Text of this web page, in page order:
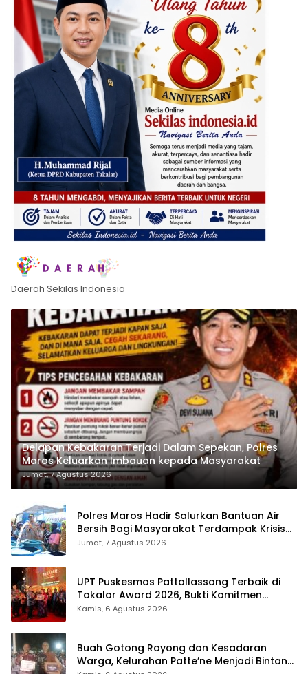
Daerah Sekilas Indonesia
Delapan Kebakaran Terjadi Dalam Sepekan, Polres
Maros Keluarkan Imbauan kepada Masyarakat
Jumat, 7 Agustus 2026
Polres Maros Hadir Salurkan Bantuan Air
Bersih Bagi Masyarakat Terdampak Krisis
Air Bersih Di Maros
Jumat, 7 Agustus 2026
UPT Puskesmas Pattallassang Terbaik di
Takalar Award 2026, Bukti Komitmen
Hadirkan Pelayanan Kesehatan Berkualitas
Kamis, 6 Agustus 2026
Buah Gotong Royong dan Kesadaran
Warga, Kelurahan Patte’ne Menjadi Bintang